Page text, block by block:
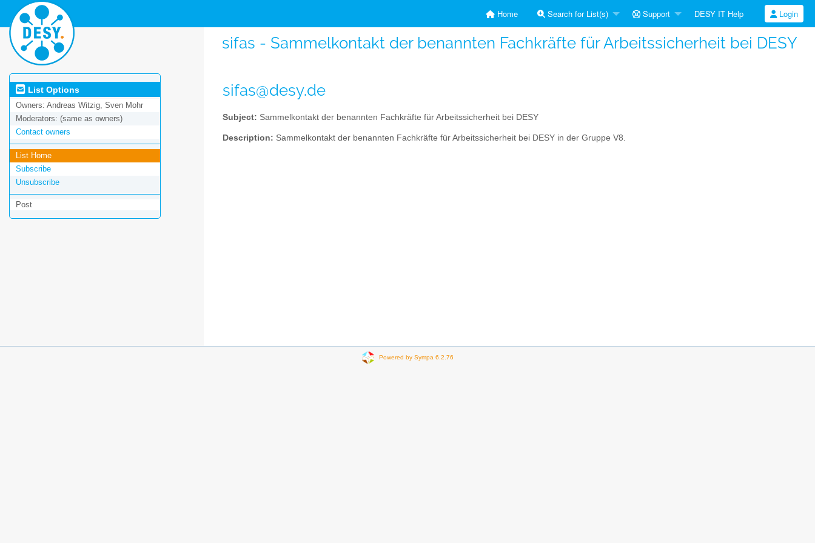
Home Search for List(s) Support DESY IT Help Login
sifas - Sammelkontakt der benannten Fachkräfte für Arbeitssicherheit bei DESY
List Options
Owners: Andreas Witzig, Sven Mohr
Moderators: (same as owners)
Contact owners
List Home
Subscribe
Unsubscribe
Post
sifas@desy.de
Subject: Sammelkontakt der benannten Fachkräfte für Arbeitssicherheit bei DESY
Description: Sammelkontakt der benannten Fachkräfte für Arbeitssicherheit bei DESY in der Gruppe V8.
Powered by Sympa 6.2.76